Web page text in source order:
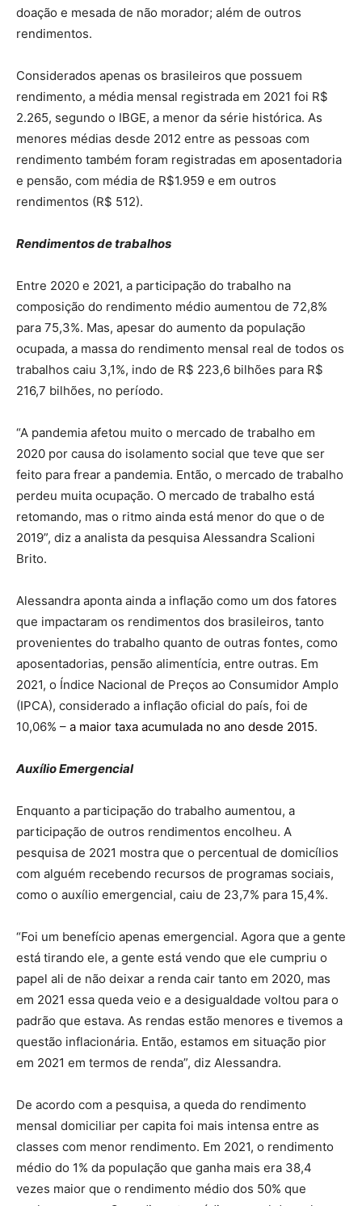
doação e mesada de não morador; além de outros
rendimentos.
Considerados apenas os brasileiros que possuem
rendimento, a média mensal registrada em 2021 foi R$
2.265, segundo o IBGE, a menor da série histórica. As
menores médias desde 2012 entre as pessoas com
rendimento também foram registradas em aposentadoria
e pensão, com média de R$1.959 e em outros
rendimentos (R$ 512).
Rendimentos de trabalhos
Entre 2020 e 2021, a participação do trabalho na
composição do rendimento médio aumentou de 72,8%
para 75,3%. Mas, apesar do aumento da população
ocupada, a massa do rendimento mensal real de todos os
trabalhos caiu 3,1%, indo de R$ 223,6 bilhões para R$
216,7 bilhões, no período.
“A pandemia afetou muito o mercado de trabalho em
2020 por causa do isolamento social que teve que ser
feito para frear a pandemia. Então, o mercado de trabalho
perdeu muita ocupação. O mercado de trabalho está
retomando, mas o ritmo ainda está menor do que o de
2019”, diz a analista da pesquisa Alessandra Scalioni
Brito.
Alessandra aponta ainda a inflação como um dos fatores
que impactaram os rendimentos dos brasileiros, tanto
provenientes do trabalho quanto de outras fontes, como
aposentadorias, pensão alimentícia, entre outras. Em
2021, o Índice Nacional de Preços ao Consumidor Amplo
(IPCA), considerado a inflação oficial do país, foi de
10,06% – a maior taxa acumulada no ano desde 2015.
Auxílio Emergencial
Enquanto a participação do trabalho aumentou, a
participação de outros rendimentos encolheu. A
pesquisa de 2021 mostra que o percentual de domicílios
com alguém recebendo recursos de programas sociais,
como o auxílio emergencial, caiu de 23,7% para 15,4%.
“Foi um benefício apenas emergencial. Agora que a gente
está tirando ele, a gente está vendo que ele cumpriu o
papel ali de não deixar a renda cair tanto em 2020, mas
em 2021 essa queda veio e a desigualdade voltou para o
padrão que estava. As rendas estão menores e tivemos a
questão inflacionária. Então, estamos em situação pior
em 2021 em termos de renda”, diz Alessandra.
De acordo com a pesquisa, a queda do rendimento
mensal domiciliar per capita foi mais intensa entre as
classes com menor rendimento. Em 2021, o rendimento
médio do 1% da população que ganha mais era 38,4
vezes maior que o rendimento médio dos 50% que